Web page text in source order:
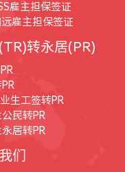
雇主担保签证
雇主担保签证
转永居(PR)
生工签转PR
民转PR
居转PR
们